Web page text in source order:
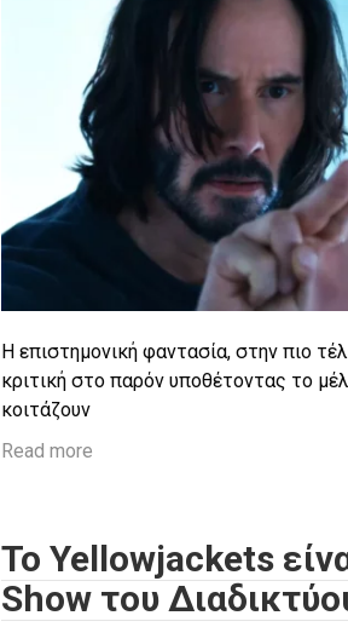
Η επιστημονική φαντασία, στην πιο
κριτική στο παρόν υποθέτοντας το
κοιτάζουν
Read more
Το Yellowjackets
Show του